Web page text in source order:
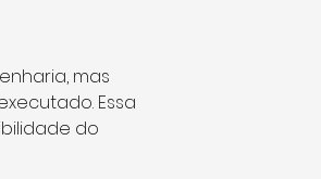
mas
Essa
do